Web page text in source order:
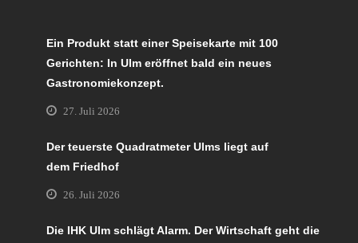
Ein Produkt statt einer Speisekarte mit 100
Gerichten: In Ulm eröffnet bald ein neues
Gastronomiekonzept.
27. Juli 2026
Der teuerste Quadratmeter Ulms liegt auf
dem Friedhof
26. Juli 2026
Die IHK Ulm schlägt Alarm. Der Wirtschaft geht die